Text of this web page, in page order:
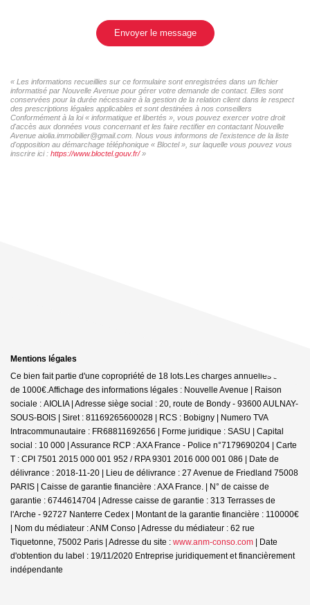
Envoyer le message
« Les informations recueillies sur ce formulaire sont enregistrées dans un fichier
informatisé par Nouvelle Avenue pour gérer votre demande de contact. Elles sont
conservées pour la durée nécessaire à la gestion de la relation client dans le respect
des prescriptions légales applicables et sont destinées à nos conseillers
Conformément à la loi « informatique et libertés », vous pouvez exercer votre droit
d'accès aux données vous concernant et les faire rectifier en contactant Nouvelle
Avenue aiolia.immobilier@gmail.com. Nous vous informons de l'existence de la liste
d'opposition au démarchage téléphonique « Bloctel », sur laquelle vous pouvez vous
inscrire ici : https://www.bloctel.gouv.fr/»
Mentions légales
Ce bien fait partie d'une copropriété de 18 lots.Les charges annuelles sont
de 1000€.Affichage des informations légales : Nouvelle Avenue | Raison
sociale : AIOLIA | Adresse siège social : 20, route de Bondy - 93600 AULNAY-
SOUS-BOIS | Siret : 81169265600028 | RCS : Bobigny | Numero TVA
Intracommunautaire : FR68811692656 | Forme juridique : SASU | Capital
social : 10 000 | Assurance RCP : AXA France - Police n°7179690204 | Carte
T : CPI 7501 2015 000 001 952 / RPA 9301 2016 000 001 086 | Date de
délivrance : 2018-11-20 | Lieu de délivrance : 27 Avenue de Friedland 75008
PARIS | Caisse de garantie financière : AXA France. | N° de caisse de
garantie : 6744614704 | Adresse caisse de garantie : 313 Terrasses de
l'Arche - 92727 Nanterre Cedex | Montant de la garantie financière : 110000€
| Nom du médiateur : ANM Conso | Adresse du médiateur : 62 rue
Tiquetonne, 75002 Paris | Adresse du site : www.anm-conso.com | Date
d'obtention du label : 19/11/2020 Entreprise juridiquement et financièrement
indépendante